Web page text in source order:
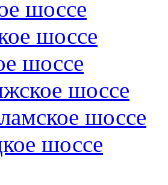
шоссе
шоссе
шоссе
шоссе
шоссе
шоссе